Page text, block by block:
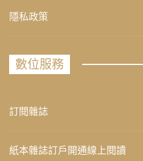
隱私政策
數位服務
訂閱雜誌
紙本雜誌訂戶開通線上閱讀